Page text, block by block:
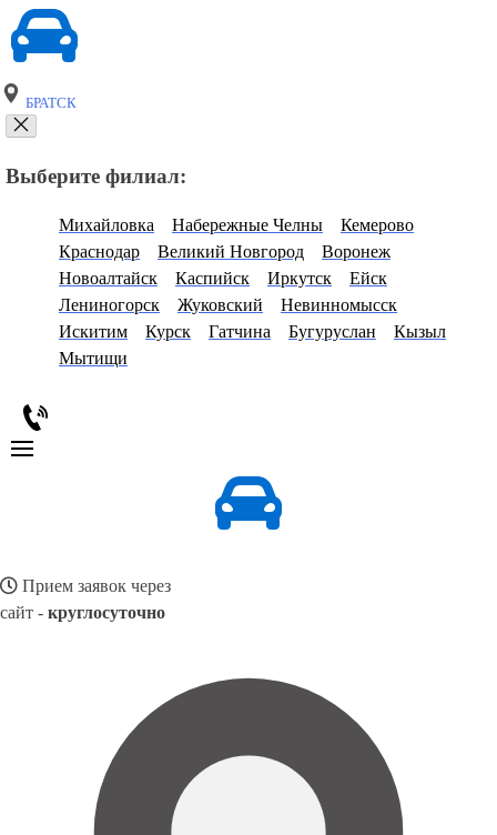
БРАТСК
Выберите филиал:
Михайловка Набережные Челны
Кемерово
Краснодар
Великий Новгород
Воронеж
Новоалтайск
Каспийск Иркутск
Ейск
Лениногорск
Жуковский
Невинномысск
Искитим
Курск Гатчина Бугуруслан
Кызыл
Мытищи
Прием заявок через
сайт - круглосуточно